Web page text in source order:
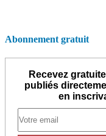
Abonnement gratuit
Recevez
publiés
en